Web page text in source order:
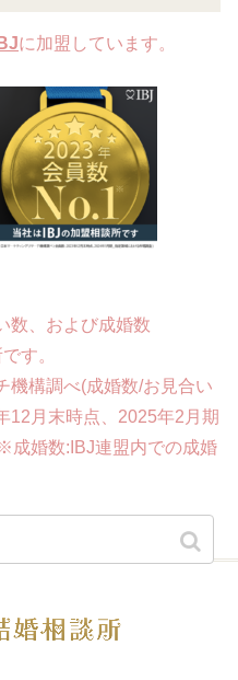
IBJに加盟しています。
数、および成婚数
す。
構調べ(成婚数/お見合い
12月末時点、2025年2月期
成婚数:IBJ連盟内での成婚